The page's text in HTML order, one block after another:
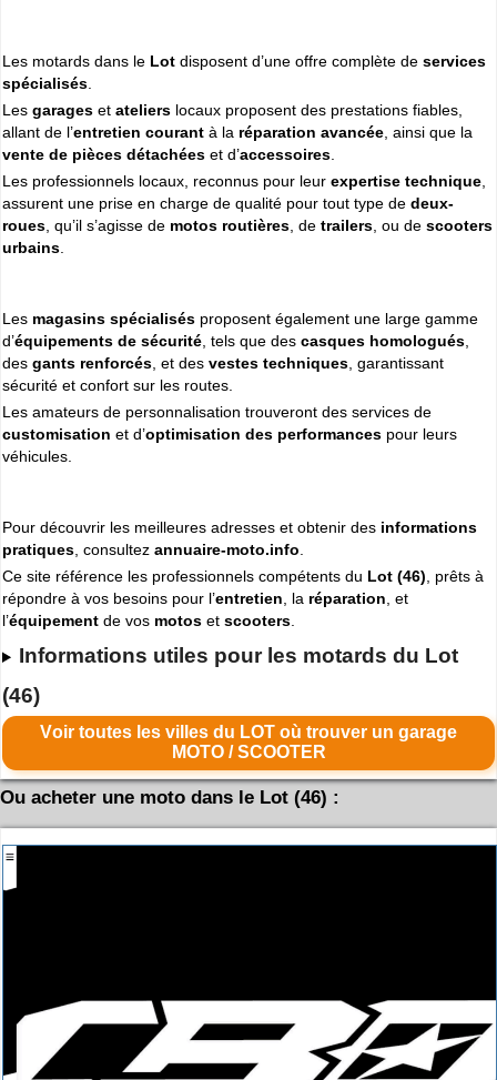
V(201) W(22) X(1) Y(13)
Espace professionnelsMOTO
Gestion de votre compte PRO
Les motards dans le Lot disposent d’une offre complète de services
spécialisés
Les garages et ateliers locaux proposent des prestations fiables,
allant de l’entretien courant à la réparation avancée , ainsi que la
vente de pièces détachées et d’accessoires
Les professionnels locaux, reconnus pour leur expertise technique
assurent une prise en charge de qualité pour tout type de deux-
roues , qu’il s’agisse de motos routières , de trailers , ou de scooters
urbains
Les magasins spécialisés proposent également une large gamme
d’équipements de sécurité , tels que des casques homologués
des gants renforcés , et des vestes techniques , garantissant
sécurité et confort sur les routes.
Les amateurs de personnalisation trouveront des services de
customisation et d’optimisation des performances pour leurs
véhicules.
Pour découvrir les meilleures adresses et obtenir des informations
pratiques , consultez annuaire-moto.info
Ce site référence les professionnels compétents du Lot (46) , prêts à
répondre à vos besoins pour l’entretien , la réparation , et
l’équipement de vos motos et scooters
Informations utiles pour les motards du Lot
(46)
Voir toutes les villes du LOT où trouver un garage
MOTO / SCOOTER
Ou acheter une moto dans le Lot (46) :